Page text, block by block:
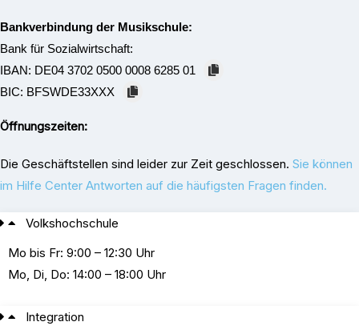
Bankverbindung der Musikschule:
Bank für Sozialwirtschaft:
IBAN: DE04 3702 0500 0008 6285 01
BIC: BFSWDE33XXX
Öffnungszeiten:
Die Geschäftstellen sind leider zur Zeit geschlossen. Sie können
im Hilfe Center Antworten auf die häufigsten Fragen finden.
Volkshochschule
Mo bis Fr: 9:00 – 12:30 Uhr
Mo, Di, Do: 14:00 – 18:00 Uhr
Integration